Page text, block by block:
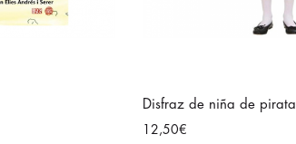
Disfraz de niña de pirata
12,50€